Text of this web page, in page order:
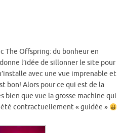
The Offspring: du bonheur en
l’idée de sillonner le site pour
avec une vue imprenable et
bon! Alors pour ce qui est de la
bien que vue la grosse machine qui
contractuellement « guidée »